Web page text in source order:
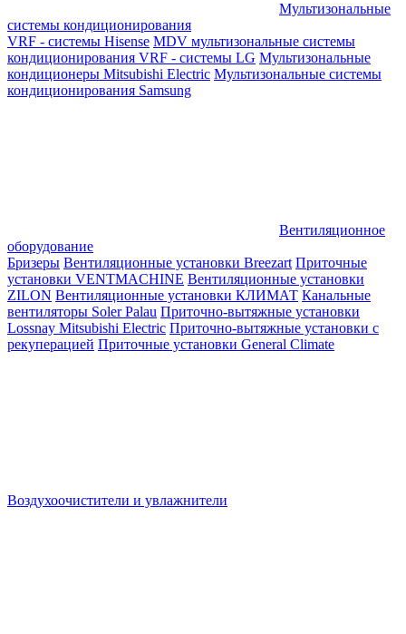
Мультизональные
системы кондиционирования
VRF - системы Hisense MDV мультизональные системы
кондиционирования VRF - системы LG Мультизональные
кондиционеры Mitsubishi Electric Мультизональные системы
кондиционирования Samsung
Вентиляционное
оборудование
Бризеры Вентиляционные установки Breezart Приточные
установки VENTMACHINE Вентиляционные установки
ZILON Вентиляционные установки КЛИМАТ Канальные
вентиляторы Soler Palau Приточно-вытяжные установки
Lossnay Mitsubishi Electric Приточно-вытяжные установки с
рекуперацией Приточные установки General Climate
Воздухоочистители и увлажнители